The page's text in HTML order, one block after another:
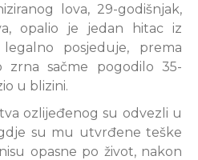
lova, 29-godišnjak,
opalio je jedan hitac iz
posjeduje, prema
sačme pogodilo 35-
u blizini.
ozlijeđenog su odvezli u
su mu utvrđene teške
opasne po život, nakon